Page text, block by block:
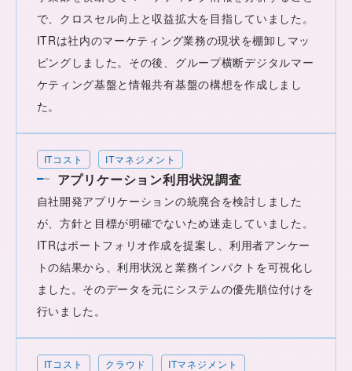
で、クロスセル向上と収益拡大を目指していました。
ITRは社内のマーケティング業務の現状を棚卸しマッ
ピングしました。その後、グループ横断デジタルマー
ケティング基盤と情報共有基盤の構想を作成しまし
た。
ITコスト ITマネジメント
アプリケーション利用状況調査
自社開発アプリケーションの統廃合を検討しました
が、方針と目標が明確でないため迷走していました。
ITRはポートフォリオ作成を提案し、利用者アンケー
トの結果から、利用状況と業務インパクトを可視化し
ました。そのデータを元にシステムの優先順位付けを
行いました。
ITコスト クラウド ITマネジメント